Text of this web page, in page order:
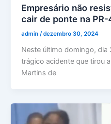
Empresário não
cair de ponte na
admin/dezembro 30, 2024
Neste último domingo, dia
trágico acidente que tirou
Martins de